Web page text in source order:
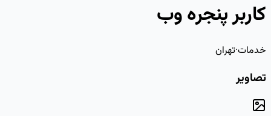
کاربر پنجره وب
خدمات·تهران
تصاویر